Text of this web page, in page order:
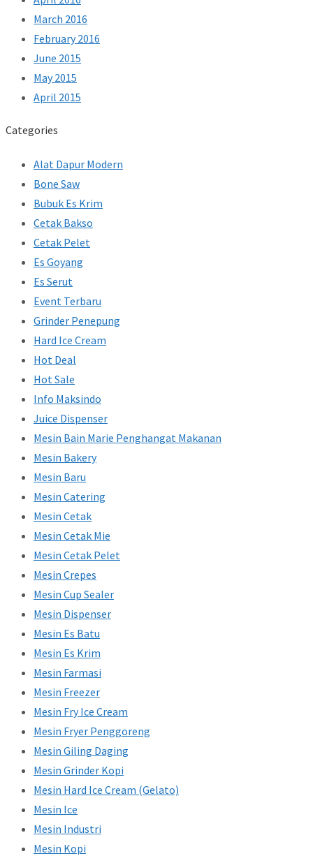
March 2016
February 2016
June 2015
May 2015
April 2015
Categories
Alat Dapur Modern
Bone Saw
Bubuk Es Krim
Cetak Bakso
Cetak Pelet
Es Goyang
Es Serut
Event Terbaru
Grinder Penepung
Hard Ice Cream
Hot Deal
Hot Sale
Info Maksindo
Juice Dispenser
Mesin Bain Marie Penghangat Makanan
Mesin Bakery
Mesin Baru
Mesin Catering
Mesin Cetak
Mesin Cetak Mie
Mesin Cetak Pelet
Mesin Crepes
Mesin Cup Sealer
Mesin Dispenser
Mesin Es Batu
Mesin Es Krim
Mesin Farmasi
Mesin Freezer
Mesin Fry Ice Cream
Mesin Fryer Penggoreng
Mesin Giling Daging
Mesin Grinder Kopi
Mesin Hard Ice Cream (Gelato)
Mesin Ice
Mesin Industri
Mesin Kopi